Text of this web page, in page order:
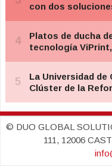
© DUO GLOBAL
111, 12006